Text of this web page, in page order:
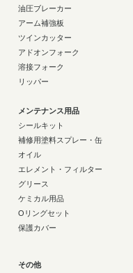
油圧ブレーカー
アーム補強板
ツインカッター
アドオンフォーク
溶接フォーク
リッパー
メンテナンス用品
シールキット
補修用塗料スプレー・缶
オイル
エレメント・フィルター
グリース
ケミカル用品
Oリングセット
保護カバー
その他